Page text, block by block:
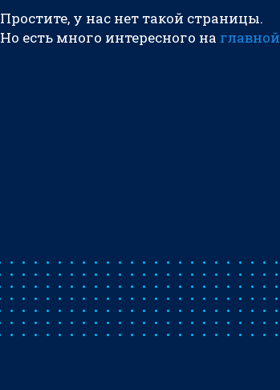
Простите, у нас нет такой страницы.
Но есть много интересного на главной